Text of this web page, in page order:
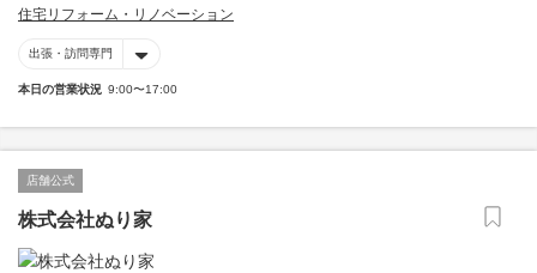
住宅リフォーム・リノベーション
出張・訪問専門
本日の営業状況 9:00〜17:00
店舗公式
株式会社ぬり家